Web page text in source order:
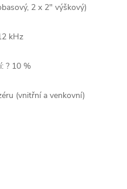
2 x 2" výškový)
kHz
? 10 %
(vnitřní a venkovní)